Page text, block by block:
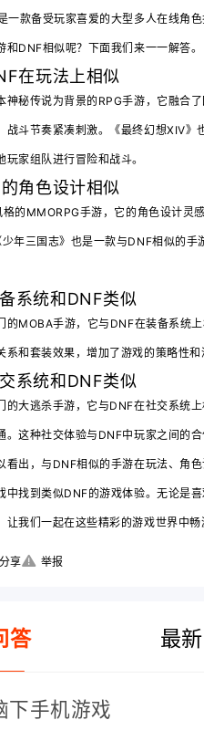
一款备受玩家喜爱的大型多人在线角
DNF相似呢？下面我们来一一解答。
在玩法上相似
神秘传说为背景的RPG手游，它融合
战斗节奏紧凑刺激。《最终幻想XIV
家组队进行冒险和战斗。
角色设计相似
格的MMORPG手游，它的角色设计
年三国志》也是一款与DNF相似的
系统和DNF类似
的MOBA手游，它与DNF在装备系统
和套装效果，增加了游戏的策略性和
系统和DNF类似
的大逃杀手游，它与DNF在社交系统
。这种社交体验与DNF中玩家之间的合
看出，与DNF相似的手游在玩法、角
中找到类似DNF的游戏体验。无论是
我们一起在这些精彩的游戏世界中畅
分享 举报
答 最
下手机游戏